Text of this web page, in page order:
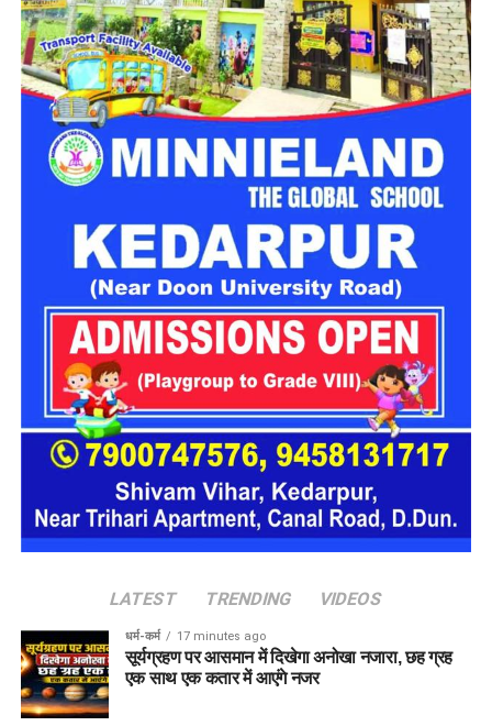
चोर दोनों मकानों के ताले तोड़कर अंदर दाखिल हुए और जेवरात समेत अन्य
सामान चोरी कर फरार हो गए। मामले में पीड़िता की शिकायत के आधार पर
4 अगस्त को रानीपुर थाने में मुकदमा दर्जकिया गया था।
CCTV फुटेज से पुलिस को मिला सुराग
घटना के खुलासे के लिए वरिष्ठ पुलिस अधीक्षक के निर्देश पर पुलिस और
सीआईयू की संयुक्त टीम गठित की गई। टीम ने घटनास्थल और उसके
CCTV कैमरों की फुटेजखंगाली।
जांच के दौरान पुलिस को परमिट नंबर 2722 वाला एक संदिग्ध नीले रंग का
टैम्पो दिखाई दिया। पुलिस ने टैम्पो के नंबरUK07TC0457के आधार पर
उसकी तलाश शुरू की।
BHEL स्टेडियम के पास से पहला आरोपी
गिरफ्तार
पुलिस के मुताबिक,7 अगस्त 2026को मुखबिर से मिली सूचना के आधार
पर टीम ने बीएचईएल स्टेडियम के पास सुरेश्वरी देवी मंदिर तिराहे से टैम्पो
चालकअक्षय उर्फ गोलू निवासी बिजनौर, उत्तर प्रदेशको गिरफ्तार किया।
हुआ। पूछताछ में आरोपी ने पुलिस को बताया कि उसने अपने दो साथियों
की थी।
पुलिस के अनुसार, आरोपी ने चेकिंग के दौरान खुद को पुलिसकर्मी बताकर
बचने के लिए पुलिस कार्ड अपने पास रखा था।
LATEST TRENDING VIDEOS
धर्म-कर्म 17 minutes ago
सूर्यग्रहण पर आसमान में दिखेगा अनोखा नजारा, छह ग्रह
एक साथ एक कतार में आएंगे नजर